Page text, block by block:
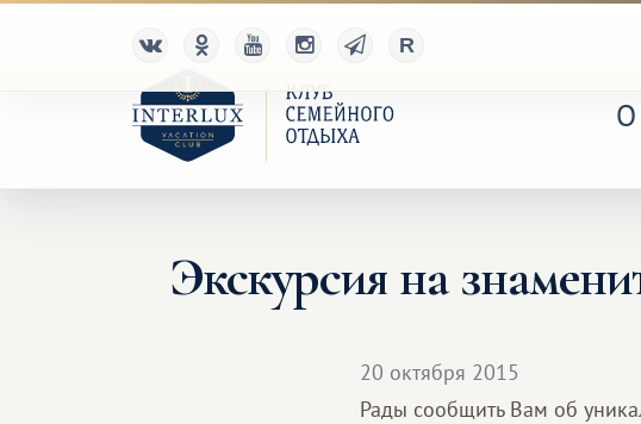
О
Экскурсия на
20 октября 2015
Рады сообщить Вам об